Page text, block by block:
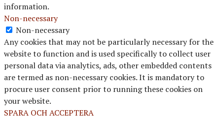
information.
Non-necessary
Non-necessary
Any cookies that may not be particularly necessary for the
website to function and is used specifically to collect user
personal data via analytics, ads, other embedded contents
are termed as non-necessary cookies. It is mandatory to
procure user consent prior to running these cookies on
your website.
SPARA OCH ACCEPTERA